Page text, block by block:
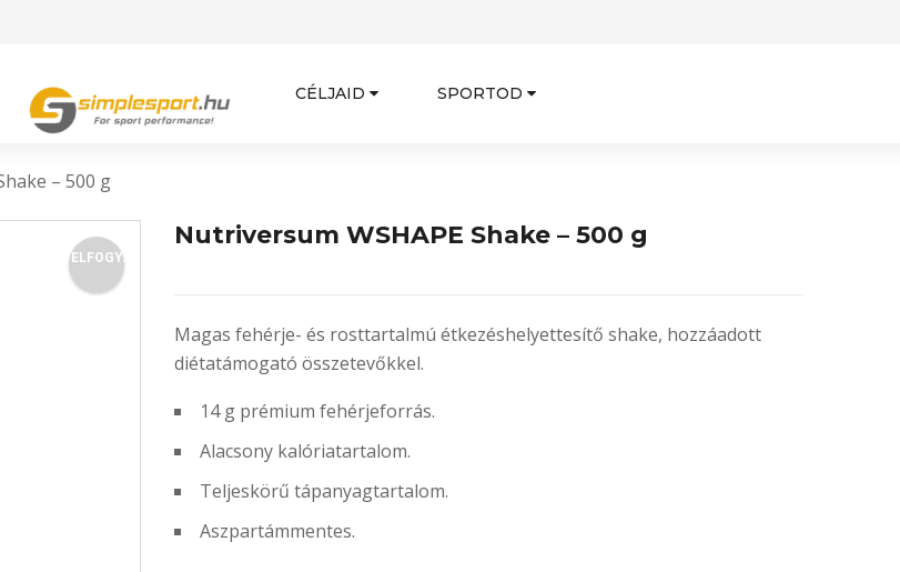
CÉLJAID SPORTOD
– 500 g
ELFOGY.
Nutriversum WSHAPE Shake – 500 g
Magas fehérje- és rosttartalmú étkezéshelyettesítő shake, hozzáadott
diétatámogató összetevőkkel.
14 g prémium fehérjeforrás.
Alacsony kalóriatartalom.
Teljeskörű tápanyagtartalom.
Aszpartámmentes.